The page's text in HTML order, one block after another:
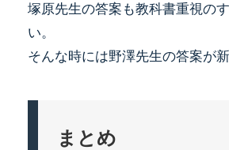
塚原先生の答案も教科書重視の
い。
そんな時には野澤先生の答案が
まとめ